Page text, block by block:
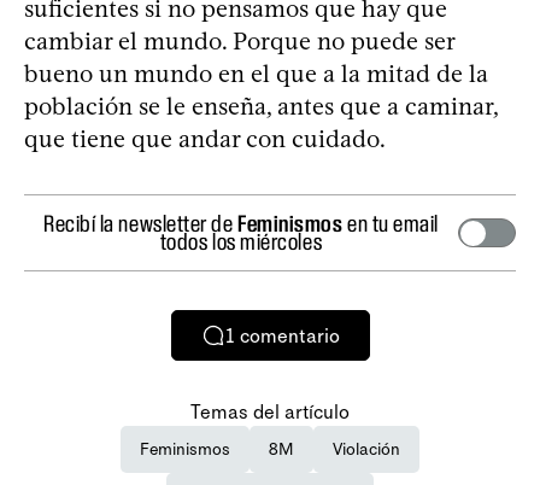
suficientes si no pensamos que hay que
cambiar el mundo. Porque no puede ser
bueno un mundo en el que a la mitad de la
población se le enseña, antes que a caminar,
que tiene que andar con cuidado.
Recibí la newsletter deFeminismosen tu email
todos los miércoles
1 comentario
Temas del artículo
Feminismos 8M Violación